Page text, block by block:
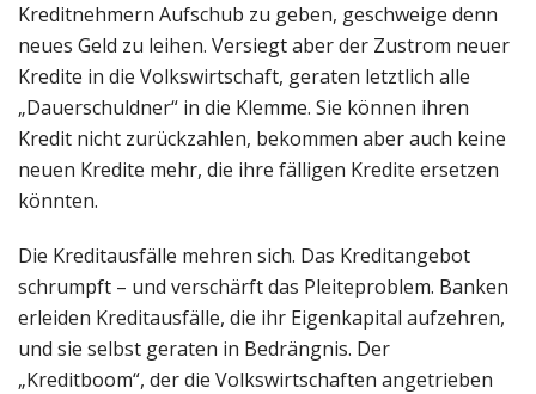
Kreditnehmern Aufschub zu geben, geschweige denn
neues Geld zu leihen. Versiegt aber der Zustrom neuer
Kredite in die Volkswirtschaft, geraten letztlich alle
„Dauerschuldner“ in die Klemme. Sie können ihren
Kredit nicht zurückzahlen, bekommen aber auch keine
neuen Kredite mehr, die ihre fälligen Kredite ersetzen
könnten.
Die Kreditausfälle mehren sich. Das Kreditangebot
schrumpft – und verschärft das Pleiteproblem. Banken
erleiden Kreditausfälle, die ihr Eigenkapital aufzehren,
und sie selbst geraten in Bedrängnis. Der
„Kreditboom“, der die Volkswirtschaften angetrieben